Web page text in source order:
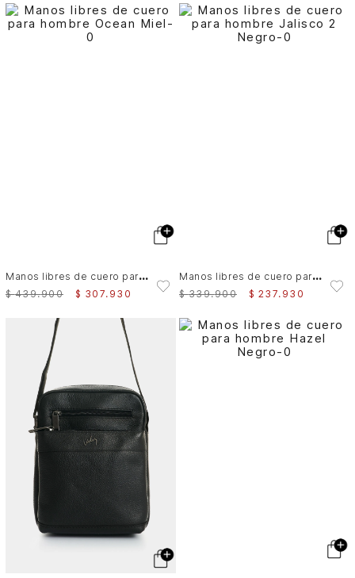
M
anos libres de cuero para hombre Ocean
$ 439.900 $ 307. 930
M
anos libres de cuero para hombre Jalisco 2
$ 339.900 $ 237. 930